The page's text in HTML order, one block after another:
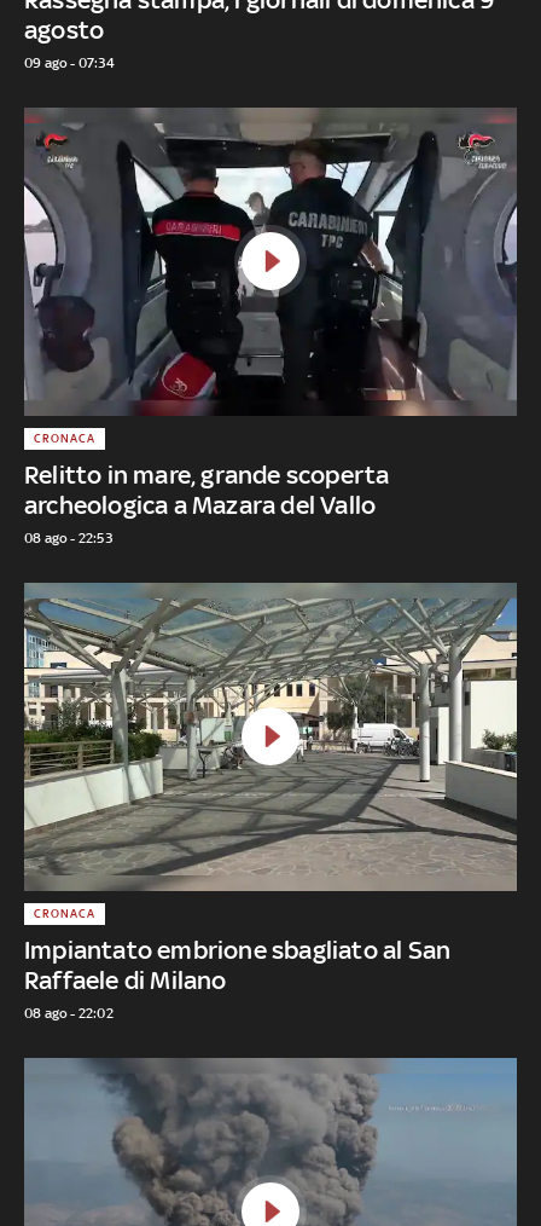
agosto
09 ago - 07:34
Relitto in mare, grande scoperta
archeologica a Mazara del Vallo
CRONACA
08 ago - 22:53
Impiantato embrione sbagliato al San
Raffaele di Milano
CRONACA
08 ago - 22:02